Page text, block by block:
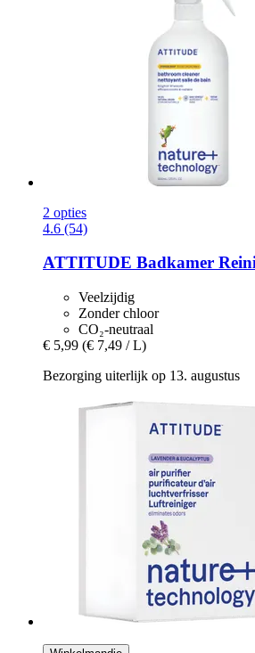
2 opties
4.6 (54)
ATTITUDE Badkamer
Veelzijdig
Zonder chloor
CO₂-neutraal
€ 5,99 (€ 7,49 / L)
Bezorging uiterlijk op 13. augustus